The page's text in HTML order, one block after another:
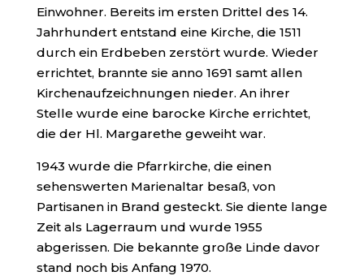
Einwohner. Bereits im ersten Drittel des 14.
Jahrhundert entstand eine Kirche, die 1511
durch ein Erdbeben zerstört wurde. Wieder
errichtet, brannte sie anno 1691 samt allen
Kirchenaufzeichnungen nieder. An ihrer
Stelle wurde eine barocke Kirche errichtet,
die der Hl. Margarethe geweiht war.
1943 wurde die Pfarrkirche, die einen
sehenswerten Marienaltar besaß, von
Partisanen in Brand gesteckt. Sie diente lange
Zeit als Lagerraum und wurde 1955
abgerissen. Die bekannte große Linde davor
stand noch bis Anfang 1970.